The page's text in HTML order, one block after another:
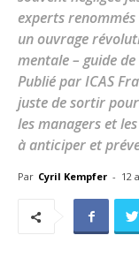
experts
un ouvrage
mentale – guide
Publié par ICAS
juste de sortir
les managers et
à anticiper et
Par Cyril Kempfer - 12